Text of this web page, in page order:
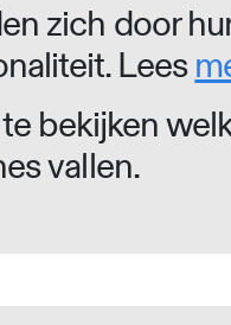
zich door
Lees
bekijken
vallen.